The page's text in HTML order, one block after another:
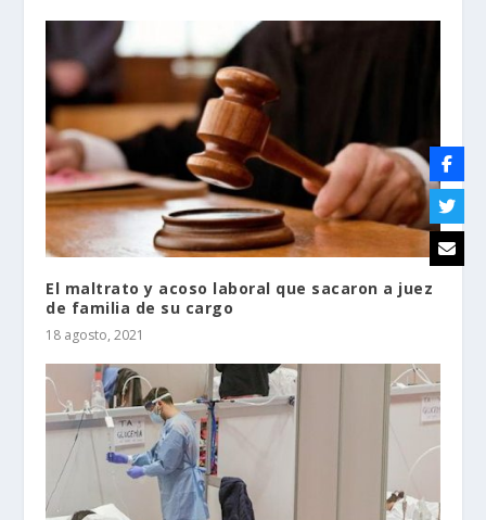
El maltrato y acoso laboral que sacaron a juez
de familia de su cargo
18 agosto, 2021